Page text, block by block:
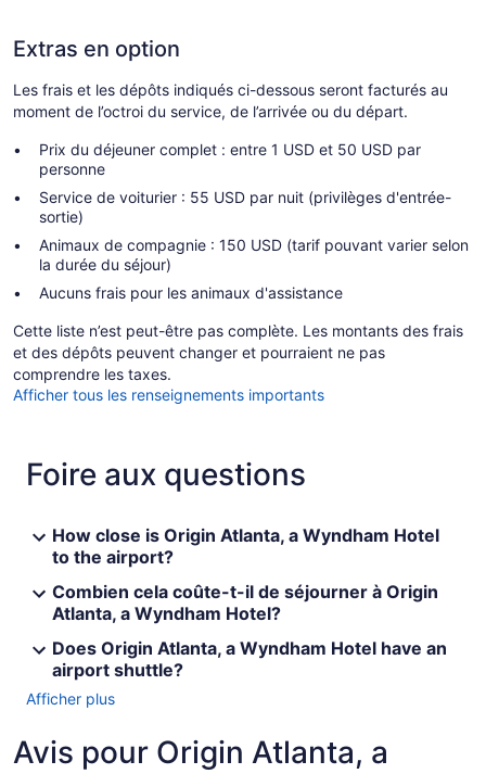
Extras en option
Les frais et les dépôts indiqués ci-dessous seront facturés au
moment de l’octroi du service, de l’arrivée ou du départ.
Prix du déjeuner complet : entre 1 USD et 50 USD par
personne
Service de voiturier : 55 USD par nuit (privilèges d'entrée-
sortie)
Animaux de compagnie : 150 USD (tarif pouvant varier selon
la durée du séjour)
Aucuns frais pour les animaux d'assistance
Cette liste n’est peut-être pas complète. Les montants des frais
et des dépôts peuvent changer et pourraient ne pas
comprendre les taxes.
Afficher tous les renseignements importants
Foire aux questions
How close is Origin Atlanta, a Wyndham Hotel
to the airport?
Combien cela coûte-t-il de séjourner à Origin
Atlanta, a Wyndham Hotel?
Does Origin Atlanta, a Wyndham Hotel have an
airport shuttle?
Afficher plus
Avis pour Origin Atlanta, a